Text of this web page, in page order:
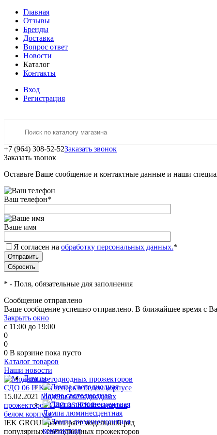
Главная
Отзывы
Бренды
Доставка
Вопрос ответ
Новости
Каталог
Контакты
Вход
Регистрация
+7 (964) 308-52-52Заказать звонок
Заказать звонок
Оставьте Ваше сообщение и контактные данные и наши
Ваш телефон*
Ваше имя
Я согласен на обработку персональных данных.*
* - Поля, обязательные для заполнения
Сообщение отправлено
Ваше сообщение успешно отправлено. В ближайшее время с
Закрыть окно
с 11:00 до 19:00
0
0
0 В корзине пока пусто
Каталог товаров
Лампы
Лампа светодиодная
Лампа люминесцентная
Наши новости
15.02.2021 Модели светодиодных
прожекторов СДО 06 IEK®: теперь в
белом корпусе
IEK GROUP расширяет модельный ряд
популярных светодиодных прожекторов